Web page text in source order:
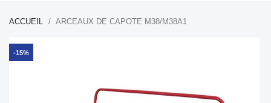
ACCUEIL ARCEAUX DE CAPOTE M38/M38A1
-15%